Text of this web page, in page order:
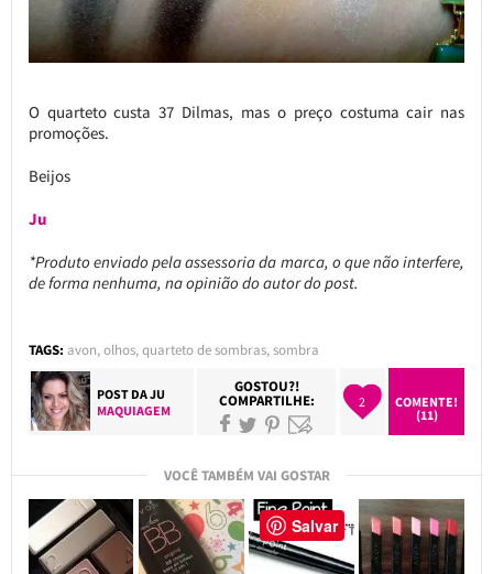
O quarteto custa 37 Dilmas, mas o preço costuma cair nas
promoções.
Beijos
Ju
*Produto enviado pela assessoria da marca, o que não interfere,
de forma nenhuma, na opinião do autor do post.
TAGS: avon,olhos,quarteto de sombras,sombra
POST DAJU
MAQUIAGEM
GOSTOU?!
COMPARTILHE: 2
COMENTE!
(11)
VOCÊ TAMBÉM VAI GOSTAR
Salvar